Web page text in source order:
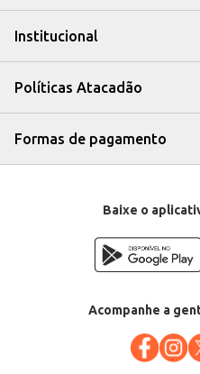
Institucional
Políticas Atacadão
Formas de pagamento
Baixe o
Acompanhe a